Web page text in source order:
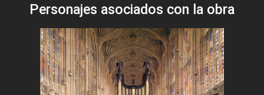
Personajes asociados con la obra